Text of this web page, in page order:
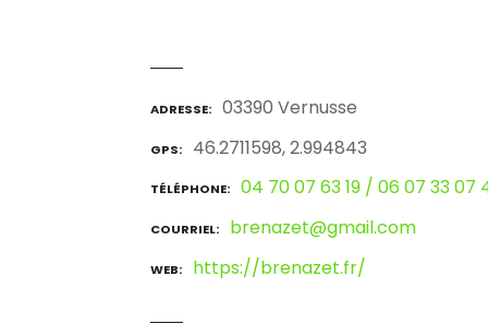
ADRESSE 03390 Vernusse
GPS 46.2711598, 2.994843
TÉLÉPHONE 04 70 07 63 19 / 06 07 33 07
COURRIEL brenazet@gmail.com
WEB https://brenazet.fr/